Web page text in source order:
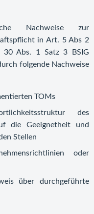
Nachweise zur
in Art. 5 Abs 2
Abs. 1 Satz 3 BSIG
folgende Nachweise
TOMs
des
die Geeignetheit und
Stellen
oder
über durchgeführte